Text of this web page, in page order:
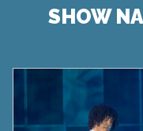
SHOW